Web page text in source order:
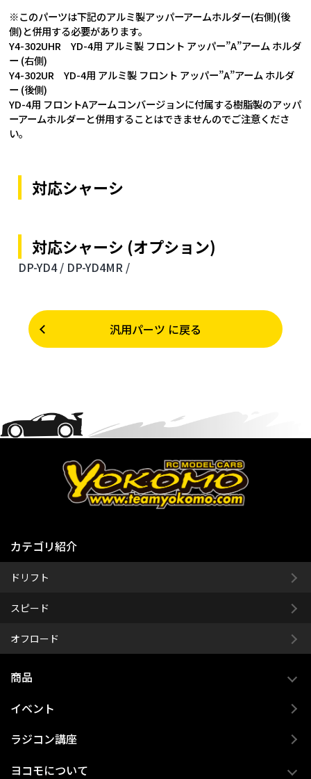
※このパーツは下記のアルミ製アッパーアームホルダー(右側)(後
側)と併用する必要があります。
Y4-302UHR YD-4用 アルミ製 フロント アッパー”A”アーム ホルダ
ー (右側)
Y4-302UR YD-4用 アルミ製 フロント アッパー”A”アーム ホルダ
ー (後側)
YD-4用 フロントAアームコンバージョンに付属する樹脂製のアッパ
ーアームホルダーと併用することはできませんのでご注意くださ
い。
対応シャーシ
対応シャーシ (オプション)
DP-YD4 / DP-YD4MR /
汎用パーツ に戻る
カテゴリ紹介
ドリフト
スピード
オフロード
商品
イベント
ラジコン講座
ヨコモについて